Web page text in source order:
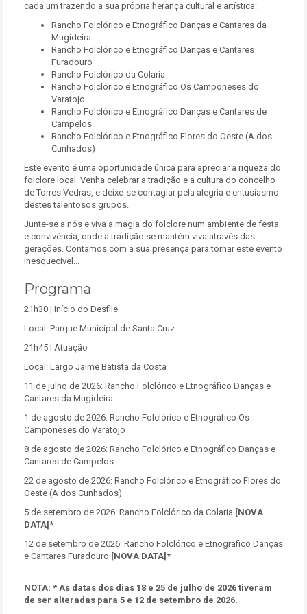
cada um trazendo a sua própria herança cultural e artística:
Rancho Folclórico e Etnográfico Danças e Cantares da
Mugideira
Rancho Folclórico e Etnográfico Danças e Cantares
Furadouro
Rancho Folclórico da Colaria
Rancho Folclórico e Etnográfico Os Camponeses do
Varatojo
Rancho Folclórico e Etnográfico Danças e Cantares de
Campelos
Rancho Folclórico e Etnográfico Flores do Oeste (A dos
Cunhados)
Este evento é uma oportunidade única para apreciar a riqueza do
folclore local. Venha celebrar a tradição e a cultura do concelho
de Torres Vedras, e deixe-se contagiar pela alegria e entusiasmo
destes talentosos grupos.
Junte-se a nós e viva a magia do folclore num ambiente de festa
e convivência, onde a tradição se mantém viva através das
gerações. Contamos com a sua presença para tornar este evento
inesquecível...
Programa
21h30 | Início do Desfile
Local: Parque Municipal de Santa Cruz
21h45 | Atuação
Local: Largo Jaime Batista da Costa
11 de julho de 2026: Rancho Folclórico e Etnográfico Danças e
Cantares da Mugideira
1 de agosto de 2026: Rancho Folclórico e Etnográfico Os
Camponeses do Varatojo
8 de agosto de 2026: Rancho Folclórico e Etnográfico Danças e
Cantares de Campelos
22 de agosto de 2026: Rancho Folclórico e Etnográfico Flores do
Oeste (A dos Cunhados)
5 de setembro de 2026: Rancho Folclórico da Colaria [NOVA
DATA]*
12 de setembro de 2026: Rancho Folclórico e Etnográfico Danças
e Cantares Furadouro [NOVA DATA]*
NOTA: * As datas dos dias 18 e 25 de julho de 2026 tiveram
de ser alteradas para 5 e 12 de setembro de 2026.